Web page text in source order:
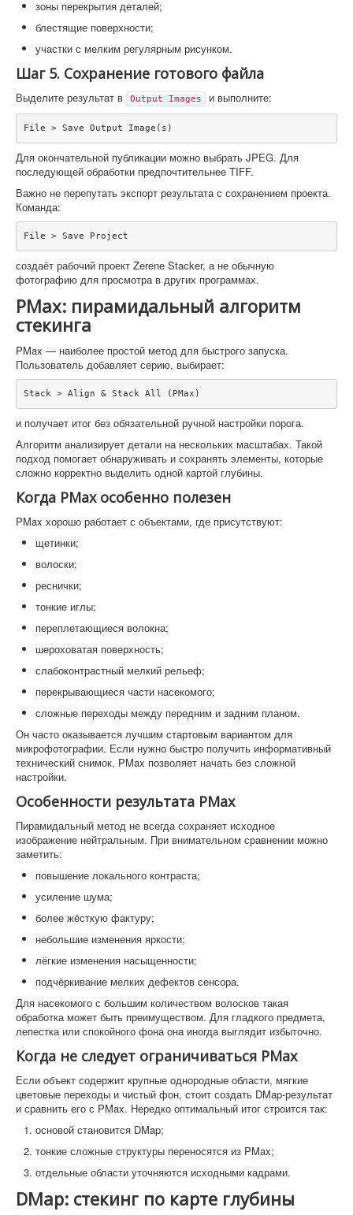
зоны перекрытия деталей;
блестящие поверхности;
участки с мелким регулярным рисунком.
Шаг 5. Сохранение готового файла
Выделите результат в Output Images и выполните:
File > Save Output Image(s)
Для окончательной публикации можно выбрать JPEG. Для
последующей обработки предпочтительнее TIFF.
Важно не перепутать экспорт результата с сохранением проекта.
Команда:
File > Save Project
создаёт рабочий проект Zerene Stacker, а не обычную
фотографию для просмотра в других программах.
PMax: пирамидальный алгоритм
стекинга
PMax — наиболее простой метод для быстрого запуска.
Пользователь добавляет серию, выбирает:
Stack > Align & Stack All (PMax)
и получает итог без обязательной ручной настройки порога.
Алгоритм анализирует детали на нескольких масштабах. Такой
подход помогает обнаруживать и сохранять элементы, которые
сложно корректно выделить одной картой глубины.
Когда PMax особенно полезен
PMax хорошо работает с объектами, где присутствуют:
щетинки;
волоски;
реснички;
тонкие иглы;
переплетающиеся волокна;
шероховатая поверхность;
слабоконтрастный мелкий рельеф;
перекрывающиеся части насекомого;
сложные переходы между передним и задним планом.
Он часто оказывается лучшим стартовым вариантом для
микрофотографии. Если нужно быстро получить информативный
технический снимок, PMax позволяет начать без сложной
настройки.
Особенности результата PMax
Пирамидальный метод не всегда сохраняет исходное
изображение нейтральным. При внимательном сравнении можно
заметить:
повышение локального контраста;
усиление шума;
более жёсткую фактуру;
небольшие изменения яркости;
лёгкие изменения насыщенности;
подчёркивание мелких дефектов сенсора.
Для насекомого с большим количеством волосков такая
обработка может быть преимуществом. Для гладкого предмета,
лепестка или спокойного фона она иногда выглядит избыточно.
Когда не следует ограничиваться PMax
Если объект содержит крупные однородные области, мягкие
цветовые переходы и чистый фон, стоит создать DMap-результат
и сравнить его с PMax. Нередко оптимальный итог строится так:
основой становится DMap;
тонкие сложные структуры переносятся из PMax;
отдельные области уточняются исходными кадрами.
DMap: стекинг по карте глубины